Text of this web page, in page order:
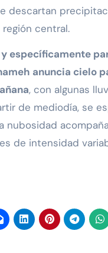
descartan
región central.
específicamente
anuncia cielo
, con algunas
de mediodía, se
nubosidad
de intensidad